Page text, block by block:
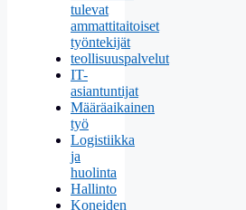
tulevat
ammattitaitoiset
työntekijät
teollisuuspalvelut
IT-
asiantuntijat
Määräaikainen
työ
Logistiikka
ja
huolinta
Hallinto
Koneiden